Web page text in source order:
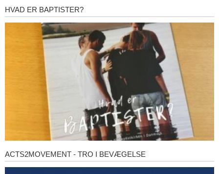
Hvad
HVAD ER BAPTISTER?
Acts2Movement
ACTS2MOVEMENT - TRO I BEVÆGELSE